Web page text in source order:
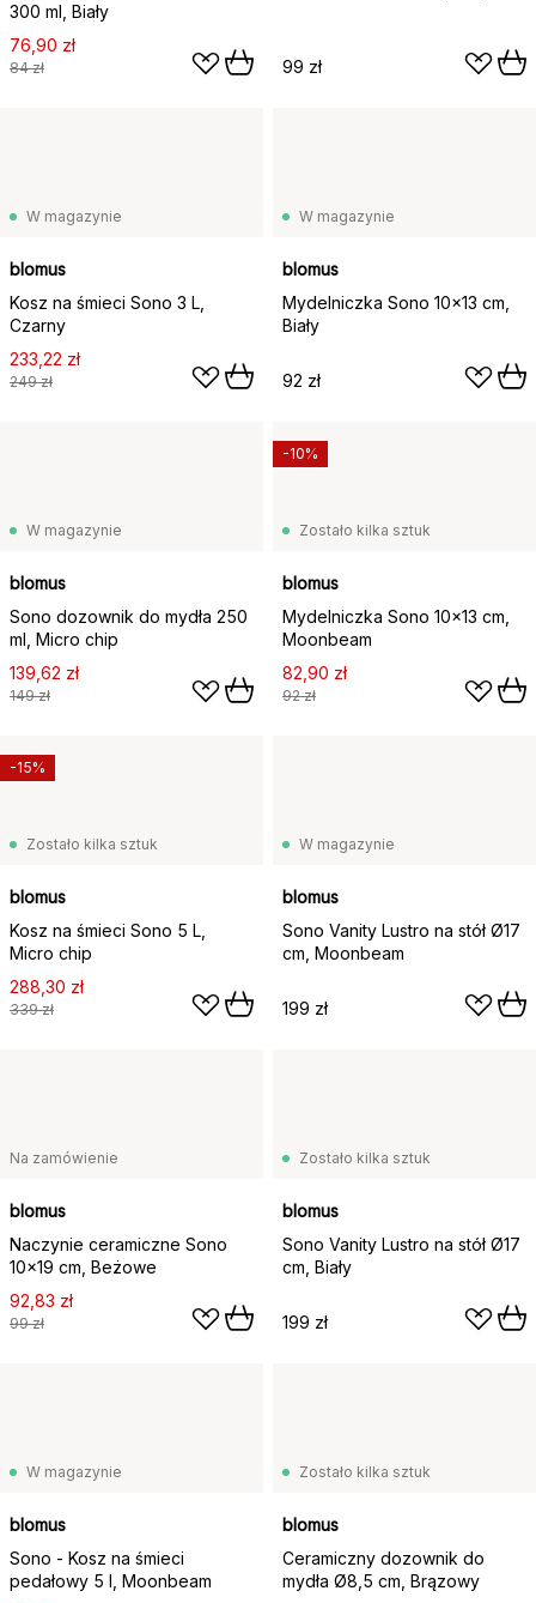
300 ml, Biały
76,90 zł
84 zł 99 zł
W magazynie
blomus
Kosz na śmieci Sono 3 L,
Czarny
233,22 zł
249 zł
W magazynie
blomus
Mydelniczka Sono 10x13 cm,
Biały
92 zł
W magazynie
blomus
Sono dozownik do mydła 250
ml, Micro chip
139,62 zł
149 zł
Zostało kilka sztuk
blomus
Mydelniczka Sono 10x13 cm,
Moonbeam
82,90 zł
92 zł
-10%
Zostało kilka sztuk
blomus
Kosz na śmieci Sono 5 L,
Micro chip
288,30 zł
339 zł
-15%
W magazynie
blomus
Sono Vanity Lustro na stół Ø17
cm, Moonbeam
199 zł
Na zamówienie
blomus
Naczynie ceramiczne Sono
10x19 cm, Beżowe
92,83 zł
99 zł
Zostało kilka sztuk
blomus
Sono Vanity Lustro na stół Ø17
cm, Biały
199 zł
W magazynie
blomus
Sono - Kosz na śmieci
pedałowy 5 l, Moonbeam
Zostało kilka sztuk
blomus
Ceramiczny dozownik do
mydła Ø8,5 cm, Brązowy